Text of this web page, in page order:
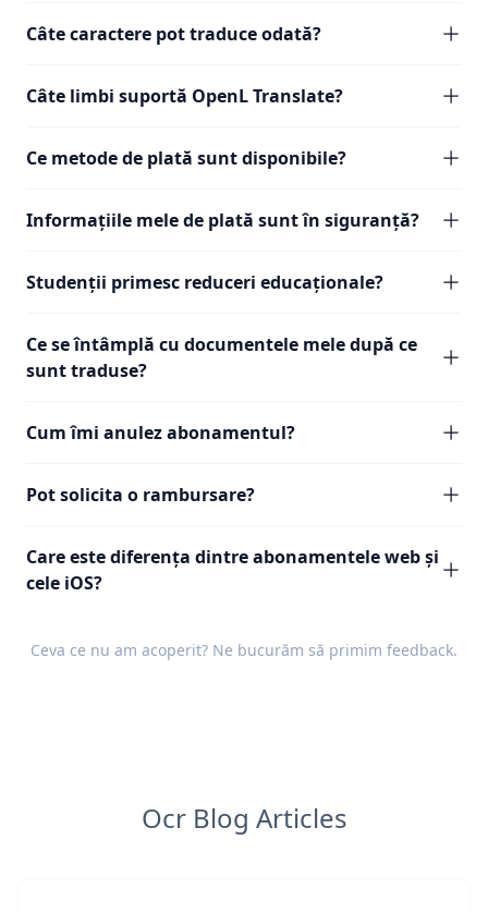
Câte caractere pot traduce odată?
Câte limbi suportă OpenL Translate?
Ce metode de plată sunt disponibile?
Informațiile mele de plată sunt în siguranță?
Studenții primesc reduceri educaționale?
Ce se întâmplă cu documentele mele după ce
sunt traduse?
Cum îmi anulez abonamentul?
Pot solicita o rambursare?
Care este diferența dintre abonamentele web și
cele iOS?
Ceva ce nu am acoperit? Ne bucurăm să primim feedback.
Ocr Blog Articles